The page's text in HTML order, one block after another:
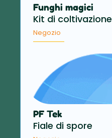
Funghi magici
Kit di coltivazione
Negozio
PF Tek
Fiale di spore